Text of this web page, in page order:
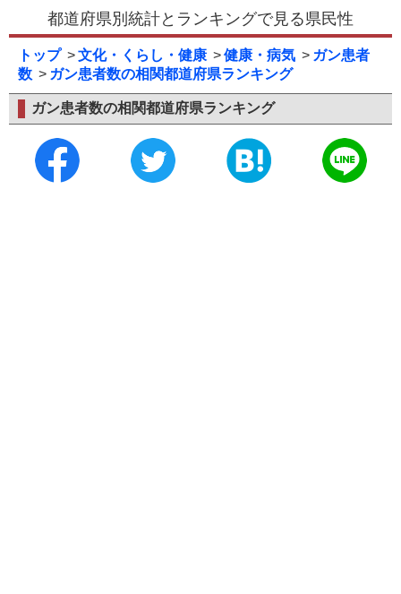
都道府県別統計とランキングで見る県民性
トップ 文化・くらし・健康 健康・病気
ガン患者
数
ガン患者数の相関都道府県ランキング
ガン患者数の相関都道府県ランキング